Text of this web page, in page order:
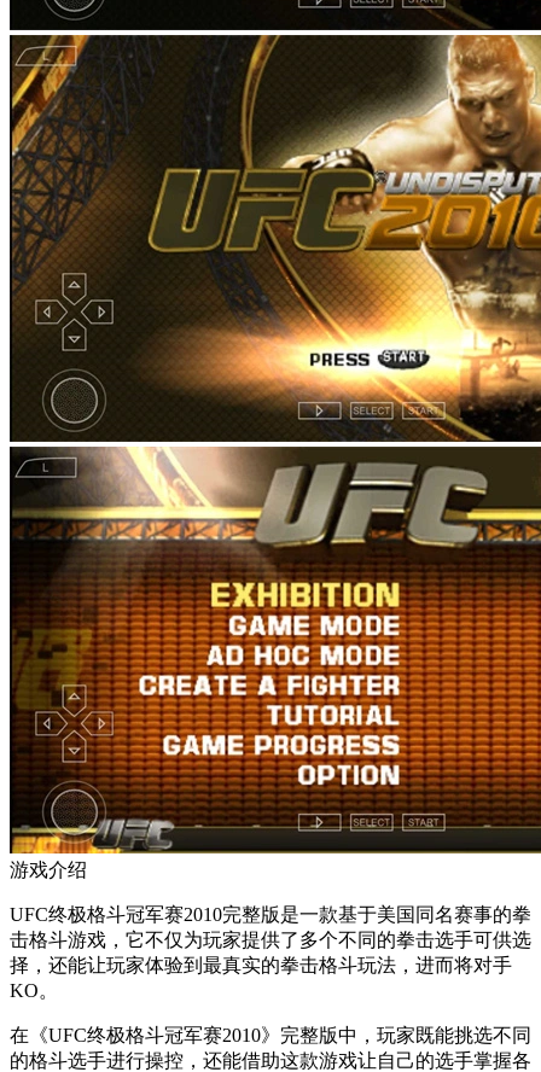
游戏介绍
UFC终极格斗冠军赛2010完整版是一款基于美国同名赛事的拳
击格斗游戏，它不仅为玩家提供了多个不同的拳击选手可供选
择，还能让玩家体验到最真实的拳击格斗玩法，进而将对手
KO。
在《UFC终极格斗冠军赛2010》完整版中，玩家既能挑选不同
的格斗选手进行操控，还能借助这款游戏让自己的选手掌握各